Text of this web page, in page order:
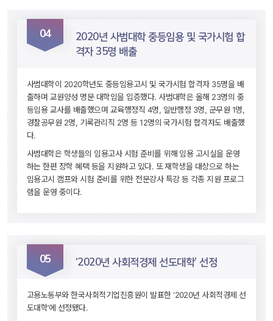
04
2020년 사범대학 중등임용 및 국가시험 합
격자 35명 배출
사범대학이 2020학년도 중등임용고시 및 국가시험 합격자 35명을 배
출하며 교원양성 명문 대학임을 입증했다. 사범대학은 올해 23명의 중
등임용 교사를 배출했으며 교육행정직 4명, 일반행정 3명, 군무원 1명,
경찰공무원 2명, 기록관리직 2명 등 12명의 국가시험 합격자도 배출했
다.
사범대학은 학생들의 임용고사 시험 준비를 위해 임용 고시실을 운영
하는 한편 장학 혜택 등을 지원하고 있다. 또 재학생을 대상으로 하는
임용고시 캠프와 시험 준비를 위한 전문강사 특강 등 각종 지원 프로그
램을 운영 중이다.
05 ‘2020년 사회적경제 선도대학’ 선정
고용노동부와 한국사회적기업진흥원이 발표한 ‘2020년 사회적경제 선
도대학’에 선정됐다.